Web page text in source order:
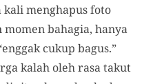
menghapus foto
bahagia, hanya
cukup bagus.”
kalah oleh rasa takut